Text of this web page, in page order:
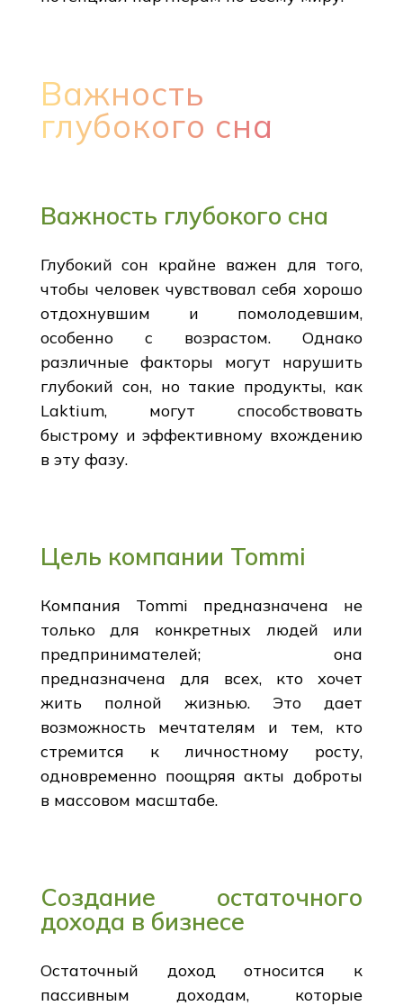
Важность
глубокого сна
Важность глубокого сна
Глубокий сон крайне важен для того,
чтобы человек чувствовал себя хорошо
отдохнувшим и помолодевшим,
особенно с возрастом. Однако
различные факторы могут нарушить
глубокий сон, но такие продукты, как
Laktium, могут способствовать
быстрому и эффективному вхождению
в эту фазу.
Цель компании Tommi
Компания Tommi предназначена не
только для конкретных людей или
предпринимателей; она
предназначена для всех, кто хочет
жить полной жизнью. Это дает
возможность мечтателям и тем, кто
стремится к личностному росту,
одновременно поощряя акты доброты
в массовом масштабе.
Создание остаточного
дохода в бизнесе
Остаточный доход относится к
пассивным доходам, которые